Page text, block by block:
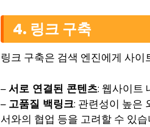
4. 링크 구축
링크 구축은 검색 엔진에게 사
–서로 연결된 콘텐츠: 웹사이트
– 고품질 백링크: 관련성이 높은
서와의 협업 등을 고려할 수 있습